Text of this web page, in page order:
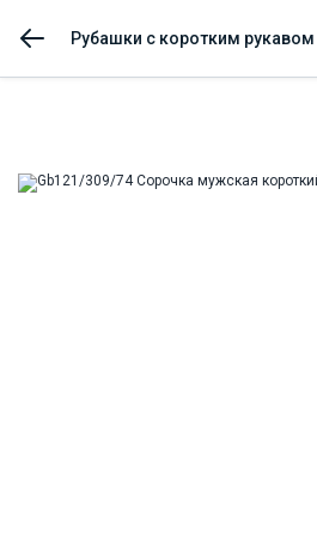
Рубашки с коротким рукавом